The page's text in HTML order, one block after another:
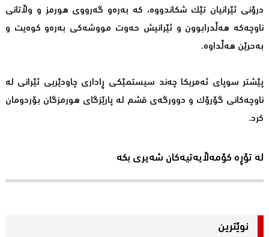
درۆنی ئێرانیان تێك شكاندووە، كە بەرەو گەرووی هورمز و وڵاتانی
ناوچەكە هەڵدرابوون و ئێرانیش حەوت مووشەكی بەرەو كوەیت و
بەحرێن هەڵداوە.
پێشتر سوپای ئەمریكا چەند سیستمێكی ڕاداری چاودێریی ئێرانی لە
ناوچەكانی گۆرۆك و دوورگەی قشم لە پارێزگای هورمزگان بۆردومان
كرد.
لە تۆڕە کۆمەڵایەتیەکان شەیری بکە
نوێترین